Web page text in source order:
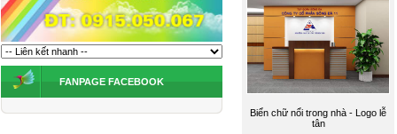
FANPAGE FACEBOOK
Biển chữ nổi trong nhà - Logo lễ
tân